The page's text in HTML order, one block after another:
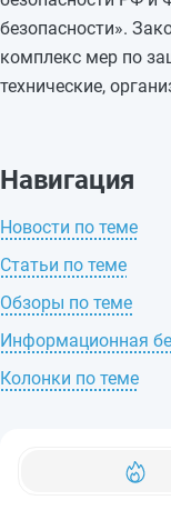
безопасности».
комплекс мер по
технические,
Навигация
Новости по теме
Статьи по теме
Обзоры по теме
Информационная
Колонки по теме